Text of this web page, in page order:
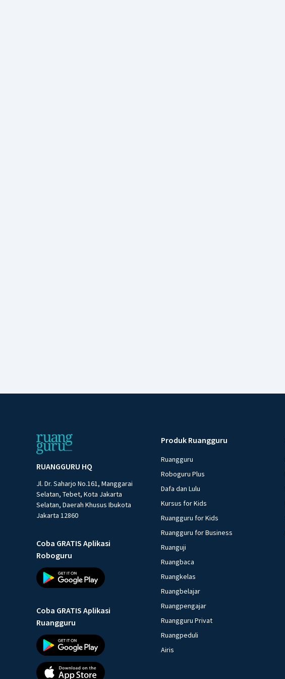
RUANGGURU HQ
Jl. Dr. Saharjo No.161, Manggarai
Selatan, Tebet, Kota Jakarta
Selatan, Daerah Khusus Ibukota
Jakarta 12860
Coba GRATIS Aplikasi
Roboguru
Coba GRATIS Aplikasi
Ruangguru
Produk Ruangguru
Ruangguru
Roboguru Plus
Dafa dan Lulu
Kursus for Kids
Ruangguru for Kids
Ruangguru for Business
Ruanguji
Ruangbaca
Ruangkelas
Ruangbelajar
Ruangpengajar
Ruangguru Privat
Ruangpeduli
Airis